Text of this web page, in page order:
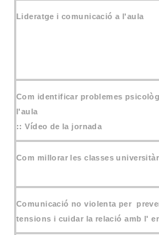
Lideratge i comunicació a l'aula
Com identificar problemes
l'aula
::Vídeo de la jornada
Com millorar les classes
Comunicació no violenta per
tensions i cuidar la relació amb l'